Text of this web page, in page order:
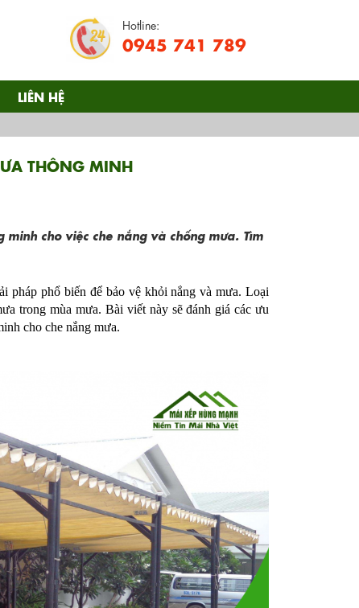
Hotline:
0945 741 789
LIÊN HỆ
THÔNG MINH
cho việc che nắng và chống mưa. Tìm
pháp phổ biến để bảo vệ khỏi nắng và mưa. Loại
trong mùa mưa. Bài viết này sẽ đánh giá các ưu
cho che nắng mưa.